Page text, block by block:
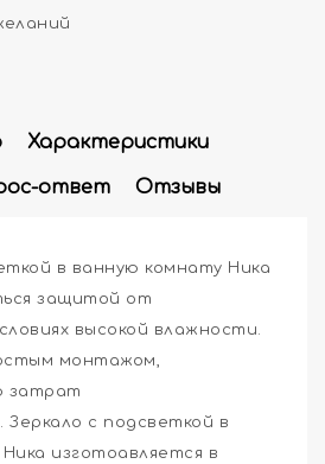
Характеристики
ответ Отзывы
в ванную комнату Ника
защитой от
высокой влажности.
монтажом,
затрат
Зеркало с подсветкой в
изготоавляется в